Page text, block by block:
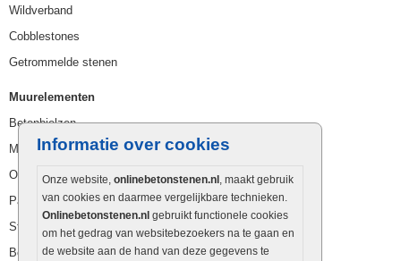
Informatie over cookies
Onze website, onlinebetonstenen.nl , maakt gebruik
van cookies en daarmee vergelijkbare technieken.
Onlinebetonstenen.nl gebruikt functionele cookies
om het gedrag van websitebezoekers na te gaan en
de website aan de hand van deze gegevens te
Wildverband
Cobblestones
Getrommelde stenen
Muurelementen
Betonbielzen
Muurstenen
Opsluitbanden
Palissaden
Stapelblokken
Betonblokken